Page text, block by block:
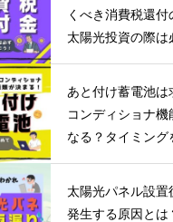
スマートホ
Smart home
くべき消費税還付
太陽光投資の際は
あと付け蓄電池は
コンディショナ
なる？タイミング
太陽光パネル設置
発生する原因とは